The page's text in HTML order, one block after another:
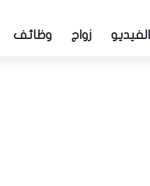
الفيديو زواج وظائف